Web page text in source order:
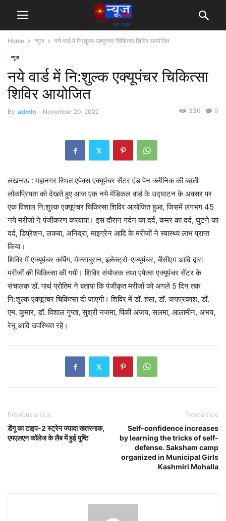
Home न्यूज नये वार्ड में नि:शुल्क एक्यूपंचर चिकित्सा शिविर आयोजित
न्यूज
नये वार्ड में नि:शुल्क एक्यूपंचर चिकित्सा
शिविर आयोजित
By admin - November 20, 2022 0
330
लखनऊ : महानगर स्थित एपेक्स एक्यूपंचर सेंटर एंड पेन क्लीनिक की बढ़ती
लोकप्रियता को देखते हुए आज एक नये मेडिकल वार्ड के उद्घाटन के अवसर पर
एक विशाल नि:शुल्क एक्यूपंचर चिकित्सा शिविर आयोजित हुआ, जिसमें लगभग 45
नये मरीजों ने पंजीकरण करवाया। इस दौरान गर्दन का दर्द, कमर का दर्द, घुटने का
दर्द, डिप्रेशन, लकवा, अनिद्रा, माइग्रेन आदि के मरीजों ने स्वास्थ्य लाभ प्राप्त
किया।
शिविर में एक्यूपंचर कपिंग, मेक्साबुरान, इलेक्ट्रो-एक्यूपंचर, बीसीएम आदि द्वारा
मरीजों की चिकित्सा की गयी। शिविर संयोजक तथा एपेक्स एक्यूपंचर सेंटर के
संचालक डॉ. पार्थ प्रोतिम ने बताया कि पंजीकृत मरीजों को अगले 5 दिन तक
नि:शुल्क एक्यूपंचर चिकित्सा दी जाएगी। शिविर में डॉ. हंसा, डॉ. जयप्रकाश, डॉ.
एम. कुमार, डॉ. विशाल गुप्ता, सुश्री नजमा, पिंकी अजय, सलमा, आलामीन, अभय,
रेनू आदि उपस्थित रहे।
Previous article
डेंगू का टाइप-2 स्ट्रेन ज्यादा खतरनाक,
एमएलएन कॉलेज के लैब में हुई पुष्टि
Next article
Self-confidence increases
by learning the tricks of self-
defense. Saksham camp
organized in Municipal Girls
Kashmiri Mohalla